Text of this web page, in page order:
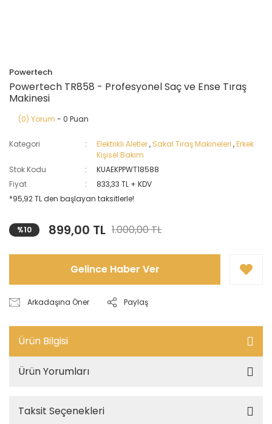
Powertech
Powertech TR858 - Profesyonel Saç ve Ense Tıraş
Makinesi
(0) Yorum - 0 Puan
Kategori Elektrikli Aletler, Sakal Tıraş Makineleri ,Erkek
Kişisel Bakım
Stok Kodu
KUAEKPPWT18588
Fiyat
833,33 TL + KDV
*95,92 TL den başlayan taksitlerle!
%10 899,00 TL 1.000,00 TL
Gelince Haber Ver
Arkadaşına Öner Paylaş
Ürün Bilgisi
Ürün Yorumları
Taksit Seçenekleri